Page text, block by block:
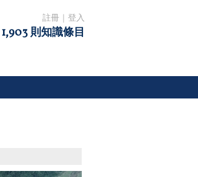
註冊 登入
1,903 則知識條目